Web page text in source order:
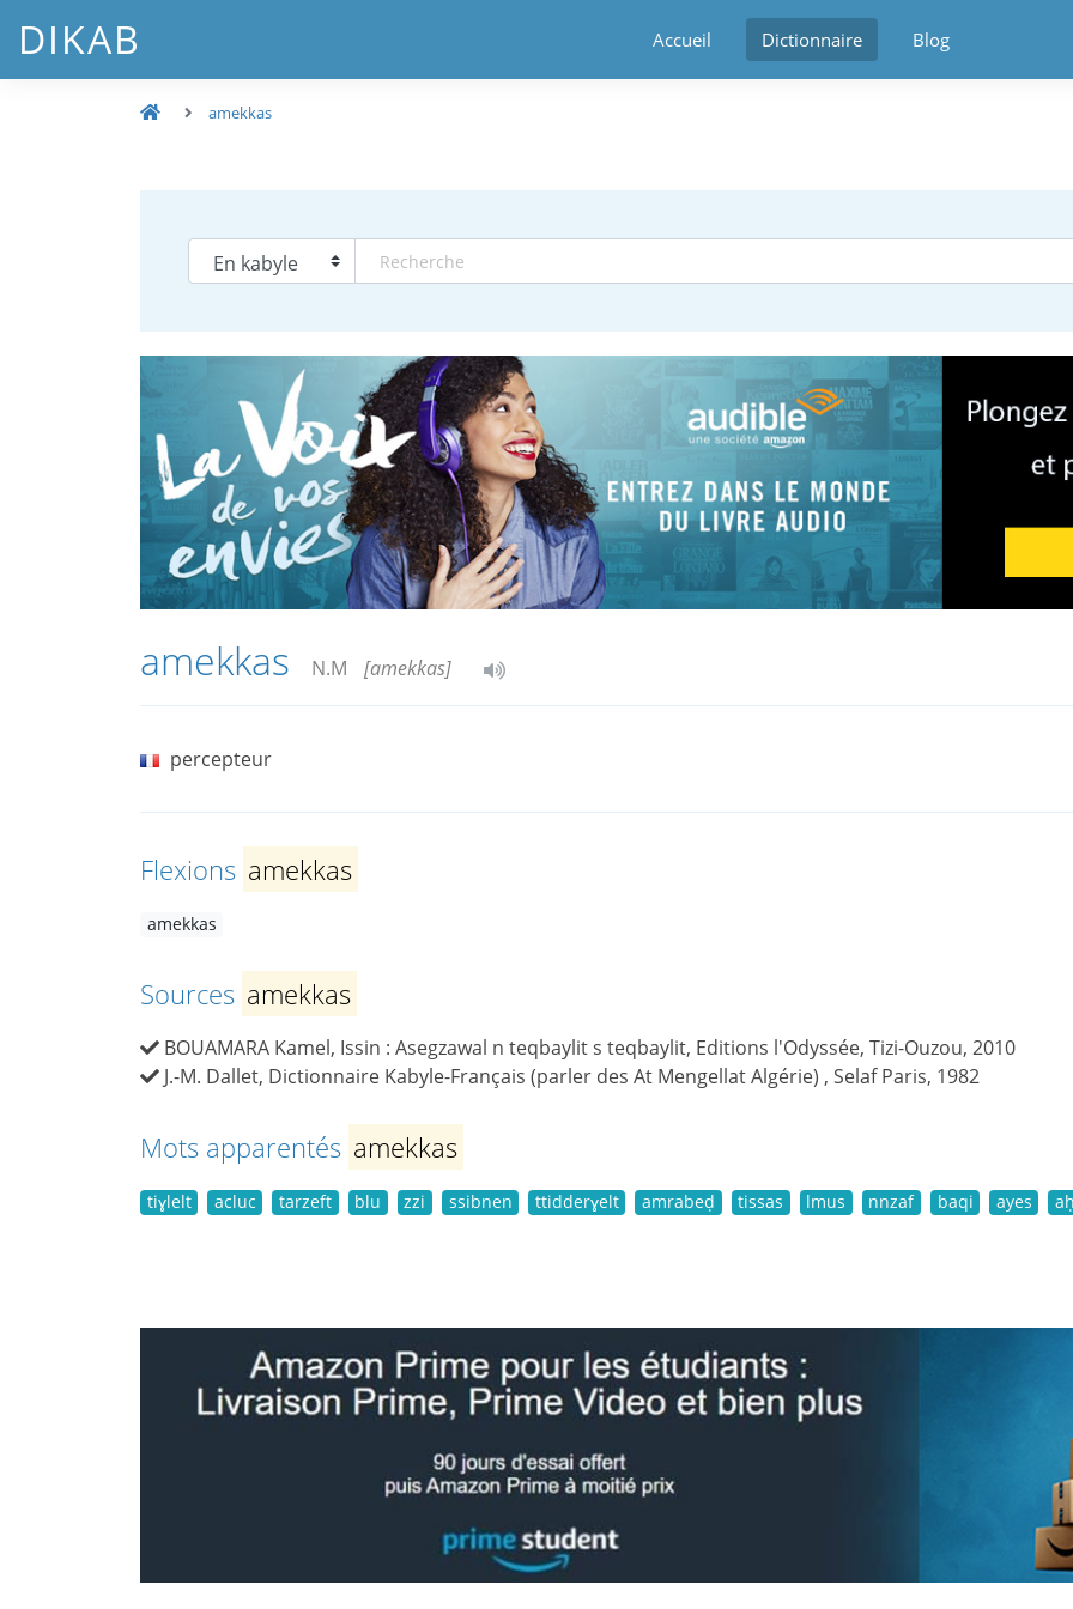
DIKAB Accueil Dictionnaire Blog
amekkas
amekkas N.M [amekkas]
percepteur
Flexions amekkas
amekkas
Sources amekkas
BOUAMARA Kamel, Issin : Asegzawal n teqbaylit s teqbaylit, Editions l'Odyssée, Tizi-Ouzou, 2010
J.-M. Dallet, Dictionnaire Kabyle-Français (parler des At Mengellat Algérie) , Selaf Paris, 1982
Mots apparentés amekkas
tiɣlelt acluc tarzeft blu zzi ssibnen ttidderɣelt amrabeḍ tissas lmus nnzaf baqi ayes